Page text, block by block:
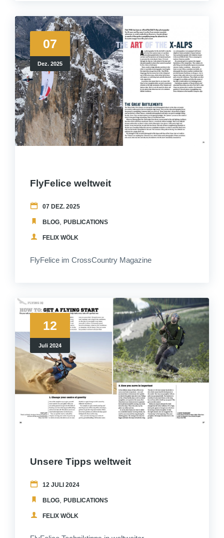
07
Dez. 2025
FlyFelice weltweit
07 DEZ. 2025
BLOG PUBLICATIONS
FELIX WÖLK
FlyFelice im CrossCountry Magazine
12
Juli 2024
Unsere Tipps weltweit
12 JULI 2024
BLOG PUBLICATIONS
FELIX WÖLK